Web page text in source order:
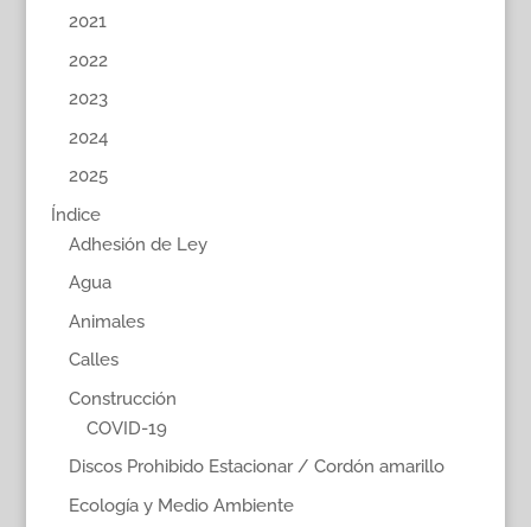
2021
2022
2023
2024
2025
Índice
Adhesión de Ley
Agua
Animales
Calles
Construcción
COVID-19
Discos Prohibido Estacionar / Cordón amarillo
Ecología y Medio Ambiente